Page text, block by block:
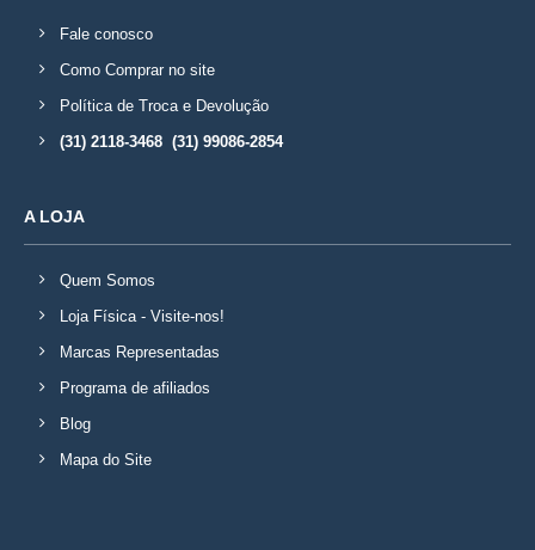
Fale conosco
Como Comprar no site
Política de Troca e Devolução
(31) 2118-3468 (31) 99086-2854
A LOJA
Quem Somos
Loja Física - Visite-nos!
Marcas Representadas
Programa de afiliados
Blog
Mapa do Site